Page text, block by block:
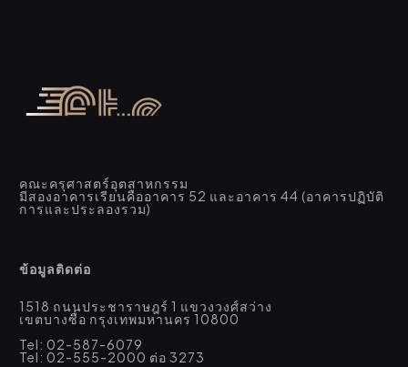
คณะครุศาสตร์อุตสาหกรรม
มีสองอาคารเรียนคืออาคาร 52 และอาคาร 44 (อาคารปฏิบัติ
การและประลองรวม)
ข้อมูลติดต่อ
1518 ถนนประชาราษฎร์ 1 แขวงวงศ์สว่าง
เขตบางซื่อ กรุงเทพมหานคร 10800
Tel: 02-587-6079
Tel: 02-555-2000 ต่อ 3273